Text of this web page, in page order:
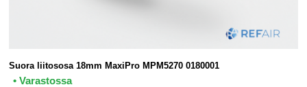
Suora liitososa 18mm MaxiPro MPM5270 0180001
• Varastossa